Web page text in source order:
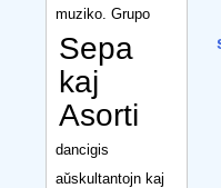
muziko. Grupo
Sepa
kaj
Asorti
dancigis
aŭskultantojn kaj